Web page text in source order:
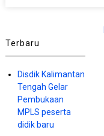
Terbaru
Disdik Kalimantan
Tengah Gelar
Pembukaan
MPLS peserta
didik baru